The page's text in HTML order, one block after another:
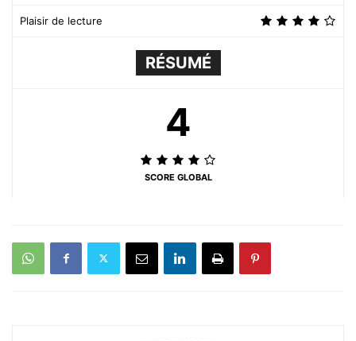
Plaisir de lecture
RÉSUMÉ
4
SCORE GLOBAL